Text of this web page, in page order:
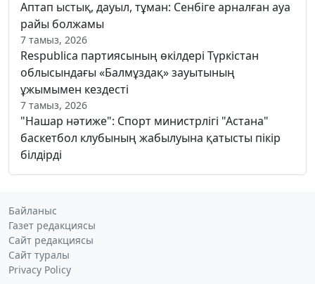
Аптап ыстық, дауыл, тұман: Сенбіге арналған ауа
райы болжамы
7 тамыз, 2026
Respublica партиясының өкілдері Түркістан
облысындағы «Балмұздақ» зауытының
ұжымымен кездесті
7 тамыз, 2026
"Нашар нәтиже": Спорт министрлігі "Астана"
баскетбол клубының жабылуына қатысты пікір
білдірді
Байланыс
Газет редакциясы
Сайт редакциясы
Сайт туралы
Privacy Policy